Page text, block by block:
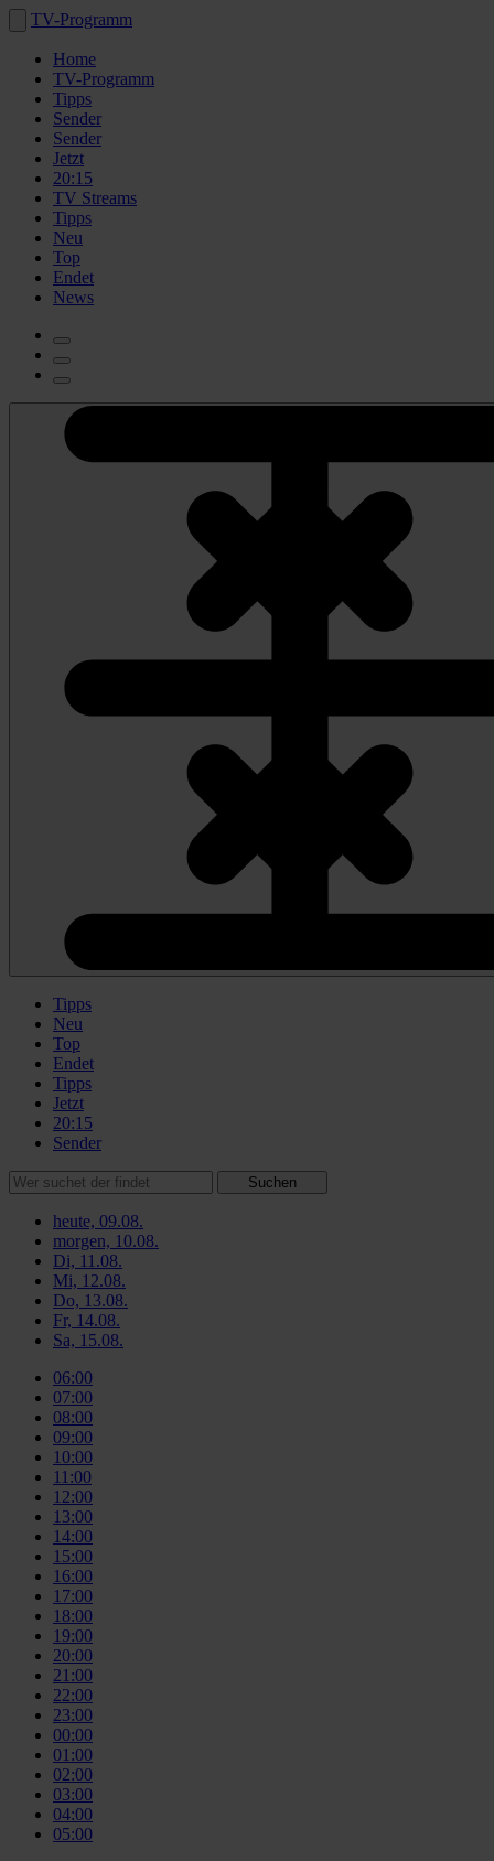
TV-Programm
Home
TV-Programm
Tipps
Sender
Sender
Jetzt
20:15
TV Streams
Tipps
Neu
Top
Endet
News
Tipps
Neu
Top
Endet
Tipps
Jetzt
20:15
Sender
Suchen
heute, 09.08.
morgen, 10.08.
Di, 11.08.
Mi, 12.08.
Do, 13.08.
Fr, 14.08.
Sa, 15.08.
06:00
07:00
08:00
09:00
10:00
11:00
12:00
13:00
14:00
15:00
16:00
17:00
18:00
19:00
20:00
21:00
22:00
23:00
00:00
01:00
02:00
03:00
04:00
05:00